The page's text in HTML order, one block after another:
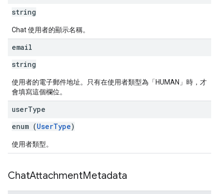
string
Chat 使用者的顯示名稱。
email
string
使用者的電子郵件地址。只有在使用者類型為「HUMAN」時，才
會填寫這個欄位。
userType
enum (UserType)
使用者類型。
ChatAttachmentMetadata